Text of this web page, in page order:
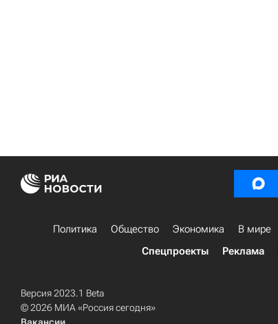
Политика Общество Экономика В мире
Спецпроекты
Реклама
Версия 2023.1 Beta
© 2026 МИА «Россия сегодня»